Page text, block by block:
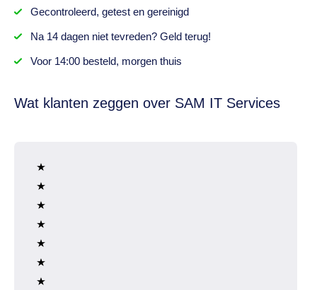
Gecontroleerd, getesten gereinigd
Na 14 dagenniet tevreden? Geld terug!
Voor 14:00 besteld, morgen thuis
Wat klanten zeggen over SAM IT Services